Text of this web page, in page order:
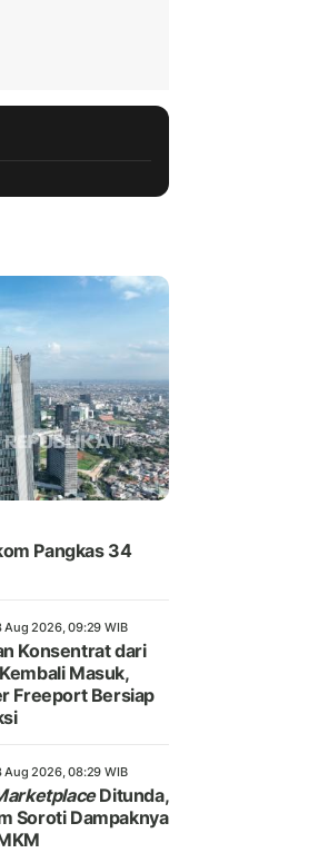
Pangkas 34
Aug 2026, 09:29 WIB
Konsentrat dari
Masuk,
Freeport Bersiap
Aug 2026, 08:29 WIB
Ditunda,
Soroti Dampaknya